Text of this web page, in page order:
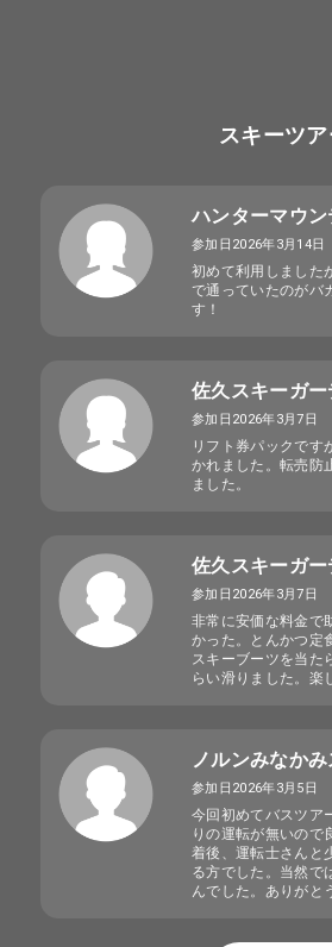
スキーツ
ハンターマウ
参加日2026年3月14日
初めて利用しました
で通っていたのがバ
す！
佐久スキーガ
参加日2026年3月7日
リフト券パックです
かれました。転売防
ました。
佐久スキーガ
参加日2026年3月7日
非常に安価な料金で
かった。とんかつ定
スキーブーツを当た
らい滑りました。楽
ノルンみなか
参加日2026年3月5日
今回初めてバスツア
りの運転が無いので
着後、運転士さんと
る方でした。当然で
んでした。ありがと